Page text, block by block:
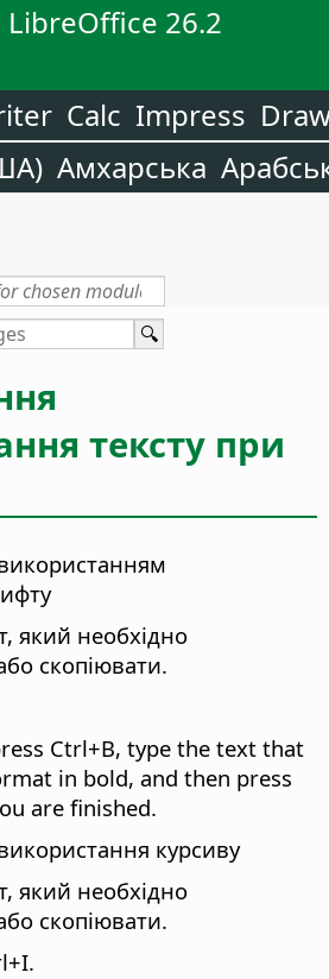
LibreOffice 26.2
Calc Impress
Амхарська
тексту при
який необхідно
скопіювати.
Ctrl+B, type the text that
in bold, and then press
are finished.
курсиву
який необхідно
скопіювати.
+I.